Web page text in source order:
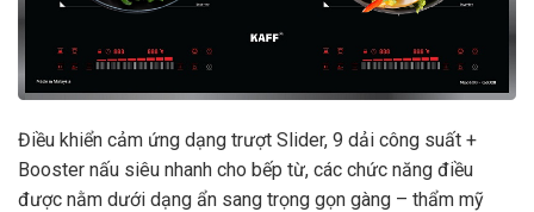
Điều khiển cảm ứng dạng trượt Slider, 9 dải công suất +
Booster nấu siêu nhanh cho bếp từ, các chức năng điều
được nằm dưới dạng ẩn sang trọng gọn gàng – thẩm mỹ